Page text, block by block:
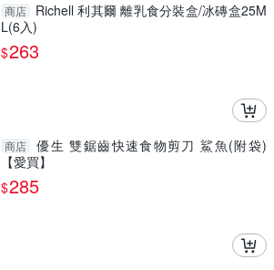
商店
Richell 利其爾 離乳食分裝盒/冰磚盒25M
L(6入)
$263
商店
優生 雙鋸齒快速食物剪刀 鯊魚(附袋)
【愛買】
$285